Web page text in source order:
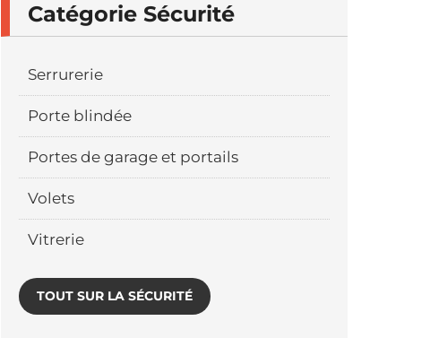
Catégorie Sécurité
Serrurerie
Porte blindée
Portes de garage et portails
Volets
Vitrerie
TOUT SUR LA SÉCURITÉ